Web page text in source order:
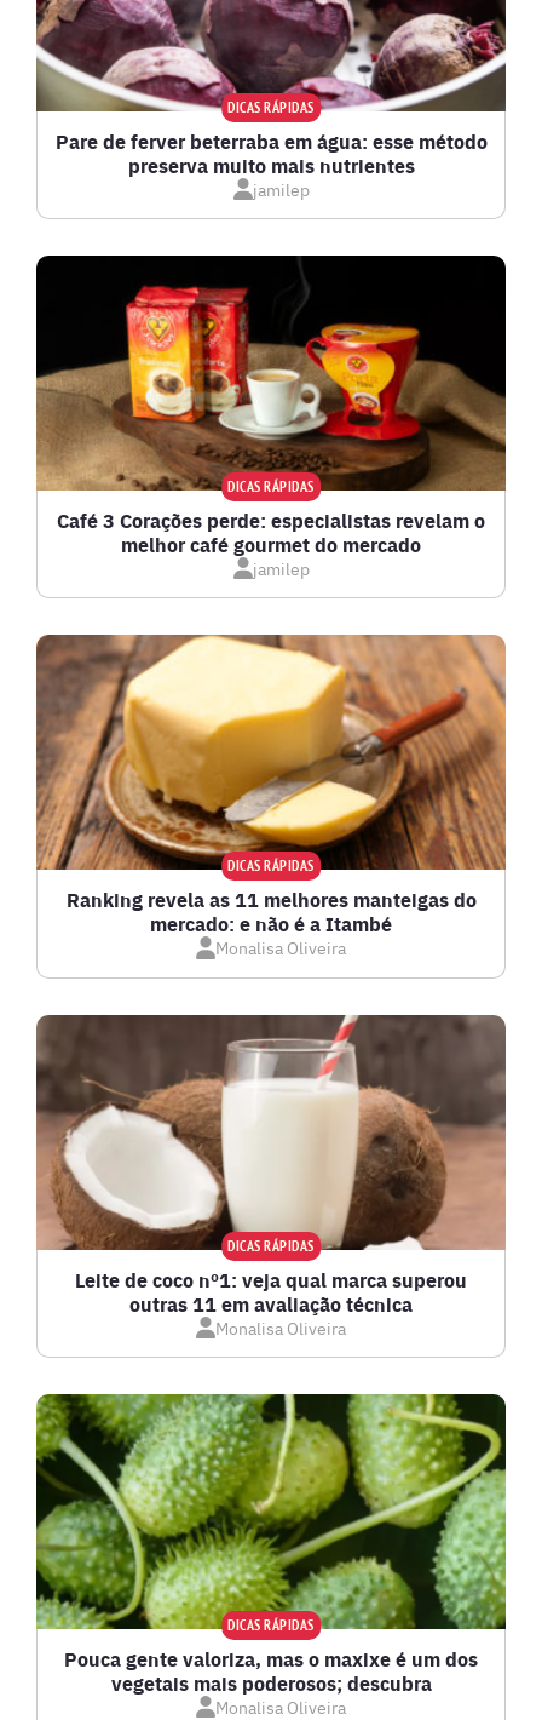
DICAS RÁPIDAS
Pare de ferver beterraba em água: esse método
preserva muito mais nutrientes
jamilep
DICAS RÁPIDAS
Café 3 Corações perde: especialistas revelam o
melhor café gourmet do mercado
jamilep
DICAS RÁPIDAS
Ranking revela as 11 melhores manteigas do
mercado: e não é a Itambé
Monalisa Oliveira
DICAS RÁPIDAS
Leite de coco nº1: veja qual marca superou
outras 11 em avaliação técnica
Monalisa Oliveira
DICAS RÁPIDAS
Pouca gente valoriza, mas o maxixe é um dos
vegetais mais poderosos; descubra
Monalisa Oliveira